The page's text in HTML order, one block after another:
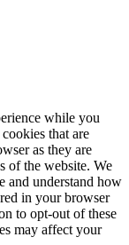
while you
that are
as they are
of the website. We
and understand how
in your browser
to opt-out of these
may affect your